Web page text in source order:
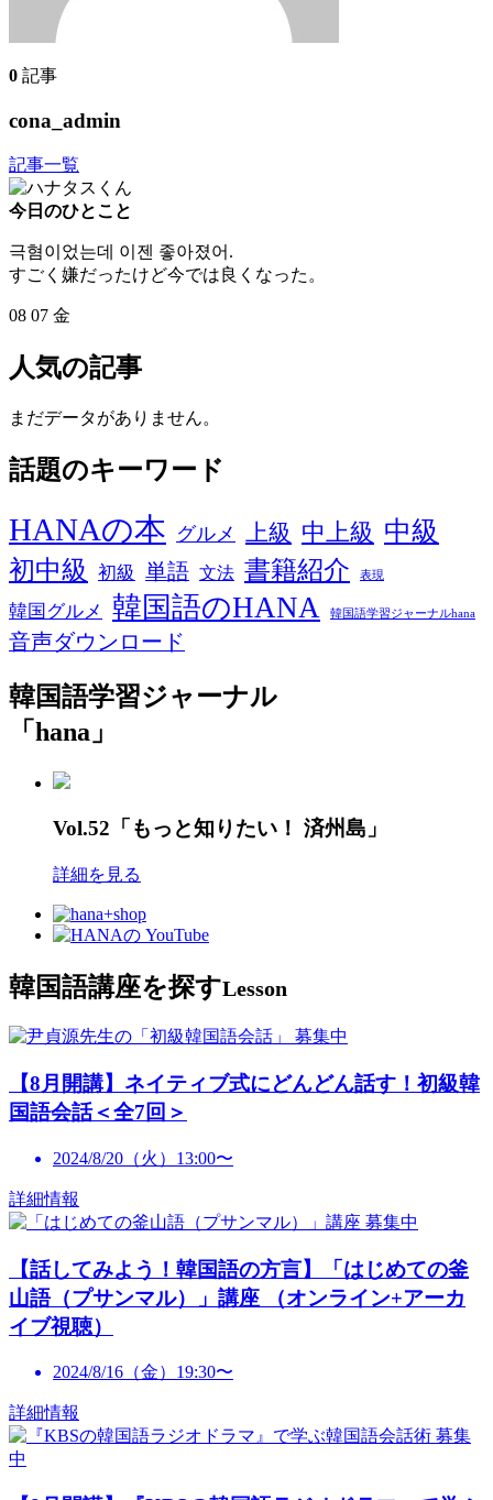
0 記事
cona_admin
記事一覧
今日のひとこと
극혐이었는데 이젠 좋아졌어.
すごく嫌だったけど今では良くなった。
08 07 金
人気の記事
まだデータがありません。
話題のキーワード
HANAの本 グルメ 上級 中上級 中級
初中級
初級 単語 文法 書籍紹介 表現
韓国グルメ 韓国語のHANA 韓国語学習ジャーナルhana
音声ダウンロード
韓国語学習ジャーナル
「hana」
Vol.52「もっと知りたい！ 済州島」
詳細を見る
韓国語講座を探すLesson
募集中
【8月開講】ネイティブ式にどんどん話す！初級韓
国語会話＜全7回＞
2024/8/20（火）13:00〜
詳細情報
募集中
【話してみよう！韓国語の方言】「はじめての釜
山語（プサンマル）」講座 （オンライン+アーカ
イブ視聴）
2024/8/16（金）19:30〜
詳細情報
募集
中